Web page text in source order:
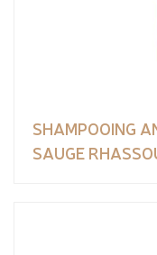
SHAMPOOING
SAUGE